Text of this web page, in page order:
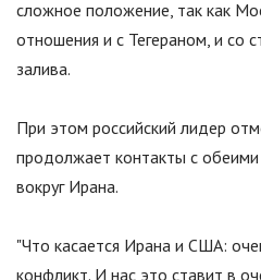
сложное положение, так как
отношения и с Тегераном, и со
залива.
При этом российский лидер
продолжает контакты с
вокруг Ирана.
"Что касается Ирана и США:
конфликт. И нас это ставит в